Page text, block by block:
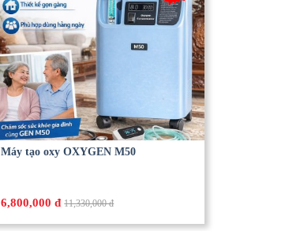
Máy tạo oxy OXYGEN M50
6,800,000 đ 11,330,000 đ